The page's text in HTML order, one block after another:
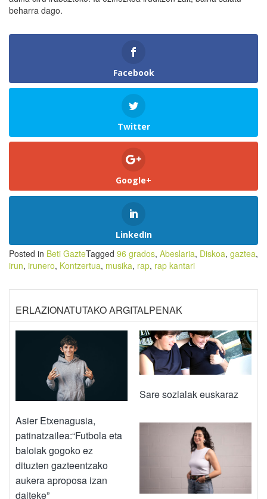
beharra dago.
Facebook
Twitter
Google+
LinkedIn
Posted in Beti GazteTagged 96 grados, Abeslaria, Diskoa, gaztea,
irun, irunero, Kontzertua, musika, rap, rap kantari
ERLAZIONATUTAKO ARGITALPENAK
Asier Etxenagusia,
patinatzailea:“Futbola eta
baloiak gogoko ez
dituzten gazteentzako
aukera aproposa izan
daiteke”
Sare sozialak euskaraz